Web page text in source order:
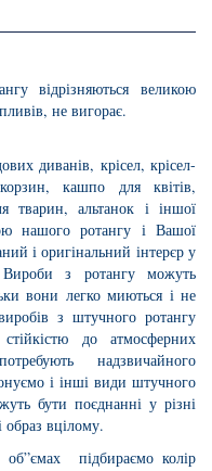
відрізняються великою
не вигорає.
диванів, крісел, крісел-
кашпо для квітів,
тварин, альтанок і іншої
нашого ротангу і Вашої
і оригінальний інтерєр у
Вироби з ротангу можуть
вони легко миються і не
з штучного ротангу
до атмосферних
надзвичайного
і інші види штучного
бути поєднанні у різні
вцілому.
підбираємо колір